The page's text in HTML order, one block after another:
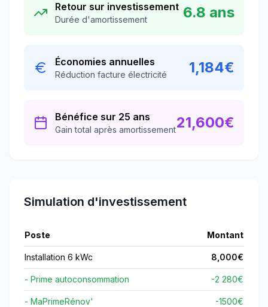
Retour sur investissement
Durée d'amortissement 6.8 ans
Économies annuelles
Réduction facture électricité 1,184€
Bénéfice sur 25 ans
Gain total après amortissement21,600€
Simulation d'investissement
Poste Montant
Installation 6 kWc 8,000€
- Prime autoconsommation -2 280€
- MaPrimeRénov' -1500€